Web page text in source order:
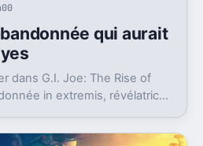
qui aurait
dans G.I. Joe: The Rise of
in extremis, révélatrice